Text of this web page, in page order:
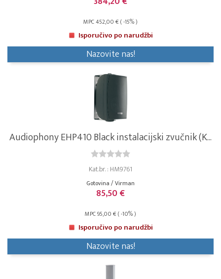
MPC 452,00 € ( -15% )
Isporučivo po narudžbi
Nazovite nas!
Audiophony EHP410 Black instalacijski zvučnik (K...
Kat.br. : HM9761
Gotovina / Virman
85,50 €
MPC 95,00 € ( -10% )
Isporučivo po narudžbi
Nazovite nas!